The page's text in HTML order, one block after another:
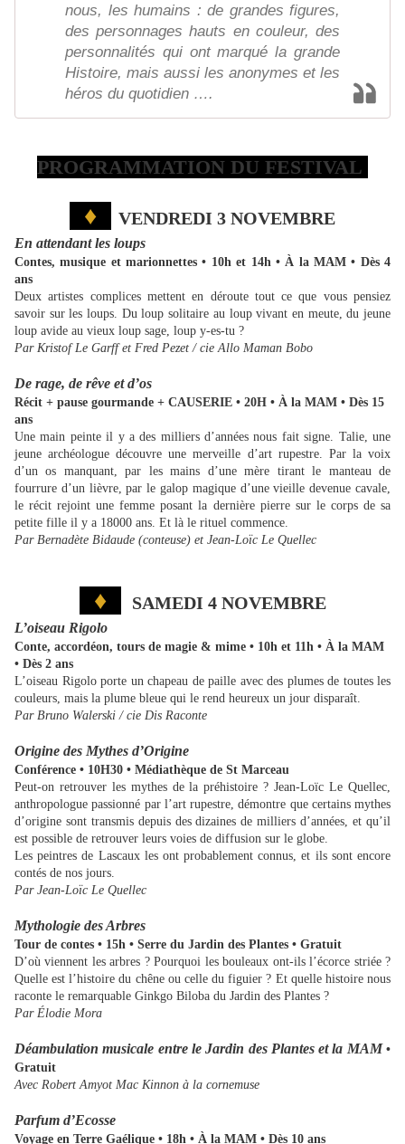
nous, les humains : de grandes figures,
des personnages hauts en couleur, des
personnalités qui ont marqué la grande
Histoire, mais aussi les anonymes et les
héros du quotidien ….
PROGRAMMATION DU FESTIVAL
♦ VENDREDI 3 NOVEMBRE
En attendant les loups
Contes, musique et marionnettes • 10h et 14h • À la MAM • Dès 4
ans
Deux artistes complices mettent en déroute tout ce que vous pensiez
savoir sur les loups. Du loup solitaire au loup vivant en meute, du jeune
loup avide au vieux loup sage, loup y-es-tu ?
Par Kristof Le Garff et Fred Pezet / cie Allo Maman Bobo
De rage, de rêve et d’os
Récit + pause gourmande + CAUSERIE • 20H • À la MAM • Dès 15
ans
Une main peinte il y a des milliers d’années nous fait signe. Talie, une
jeune archéologue découvre une merveille d’art rupestre. Par la voix
d’un os manquant, par les mains d’une mère tirant le manteau de
fourrure d’un lièvre, par le galop magique d’une vieille devenue cavale,
le récit rejoint une femme posant la dernière pierre sur le corps de sa
petite fille il y a 18000 ans. Et là le rituel commence.
Par Bernadète Bidaude (conteuse) et Jean-Loïc Le Quellec
♦ SAMEDI 4 NOVEMBRE
L’oiseau Rigolo
Conte, accordéon, tours de magie & mime • 10h et 11h • À la MAM
• Dès 2 ans
L’oiseau Rigolo porte un chapeau de paille avec des plumes de toutes les
couleurs, mais la plume bleue qui le rend heureux un jour disparaît.
Par Bruno Walerski / cie Dis Raconte
Origine des Mythes d’Origine
Conférence • 10H30 • Médiathèque de St Marceau
Peut-on retrouver les mythes de la préhistoire ? Jean-Loïc Le Quellec,
anthropologue passionné par l’art rupestre, démontre que certains mythes
d’origine sont transmis depuis des dizaines de milliers d’années, et qu’il
est possible de retrouver leurs voies de diffusion sur le globe.
Les peintres de Lascaux les ont probablement connus, et ils sont encore
contés de nos jours.
Par Jean-Loïc Le Quellec
Mythologie des Arbres
Tour de contes • 15h • Serre du Jardin des Plantes • Gratuit
D’où viennent les arbres ? Pourquoi les bouleaux ont-ils l’écorce striée ?
Quelle est l’histoire du chêne ou celle du figuier ? Et quelle histoire nous
raconte le remarquable Ginkgo Biloba du Jardin des Plantes ?
Par Élodie Mora
Déambulation musicale entre le Jardin des Plantes et la MAM •
Gratuit
Avec Robert Amyot Mac Kinnon à la cornemuse
Parfum d’Ecosse
Voyage en Terre Gaélique • 18h • À la MAM • Dès 10 ans